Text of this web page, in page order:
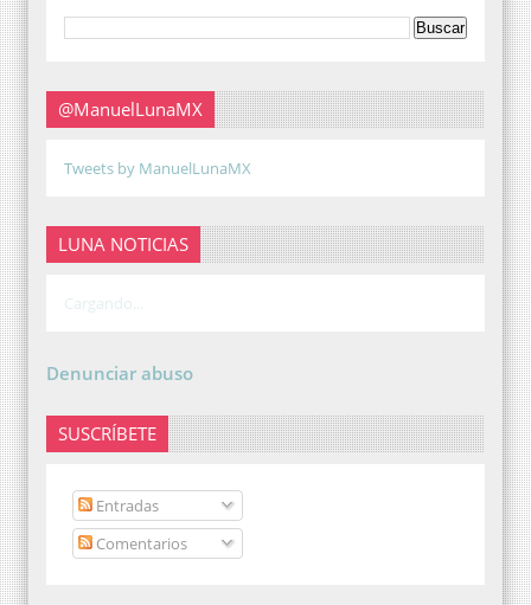
@ManuelLunaMX
Tweets by ManuelLunaMX
LUNA NOTICIAS
Cargando...
Denunciar abuso
SUSCRÍBETE
Entradas
Comentarios